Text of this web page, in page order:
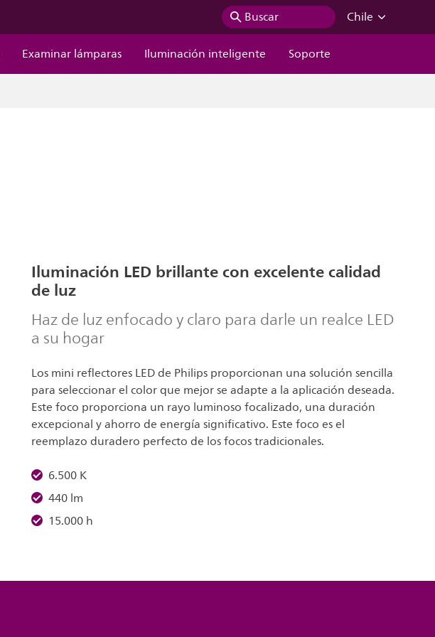
Buscar
Chile
Examinar lámparas Iluminación inteligente Soporte
Iluminación LED brillante con excelente calidad
de luz
Haz de luz enfocado y claro para darle un realce LED
a su hogar
Los mini reflectores LED de Philips proporcionan una solución sencilla
para seleccionar el color que mejor se adapte a la aplicación deseada.
Este foco proporciona un rayo luminoso focalizado, una duración
excepcional y ahorro de energía significativo. Este foco es el
reemplazo duradero perfecto de los focos tradicionales.
6.500 K
440 lm
15.000 h